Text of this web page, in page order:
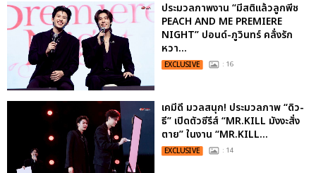
ประมวลภาพงาน “มีสติแล้วลูกพีช
PEACH AND ME PREMIERE
NIGHT” ปอนด์-ภูวินทร์ คลั่งรัก
หวา...
EXCLUSIVE : 16
เคมีดี มวลสนุก! ประมวลภาพ “ดิว-
ธี” เปิดตัวซีรีส์ “MR.KILL มังงะสั่ง
ตาย” ในงาน “MR.KILL...
EXCLUSIVE : 14